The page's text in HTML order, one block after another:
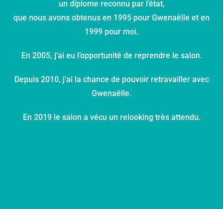
un dîplome reconnu par l’état,
que nous avons obtenus en 1995 pour Gwenaëlle et en
1999 pour moi.
En 2005, j’ai eu l’opportunité de reprendre le salon.
Depuis 2010, j’ai la chance de pouvoir retravailler avec
Gwenaëlle.
En 2019 le salon a vécu un relooking très attendu.